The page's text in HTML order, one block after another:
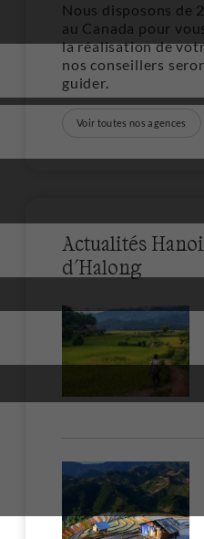
Nous disposons de
au Canada pour
la réalisation de
nos conseillers
guider.
Voir toutes nos agences
Actualités
d'Halong